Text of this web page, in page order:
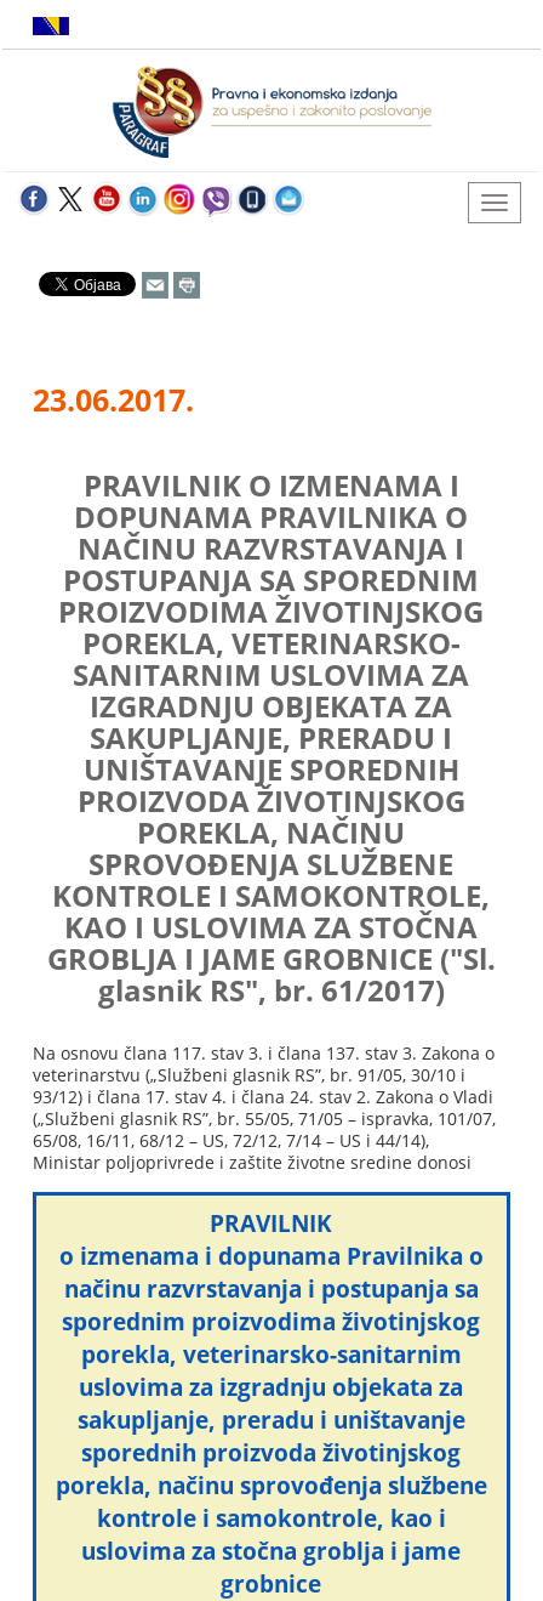
23.06.2017.
PRAVILNIK O IZMENAMA I
DOPUNAMA PRAVILNIKA O
NAČINU RAZVRSTAVANJA I
POSTUPANJA SA SPOREDNIM
PROIZVODIMA ŽIVOTINJSKOG
POREKLA, VETERINARSKO-
SANITARNIM USLOVIMA ZA
IZGRADNJU OBJEKATA ZA
SAKUPLJANJE, PRERADU I
UNIŠTAVANJE SPOREDNIH
PROIZVODA ŽIVOTINJSKOG
POREKLA, NAČINU
SPROVOĐENJA SLUŽBENE
KONTROLE I SAMOKONTROLE,
KAO I USLOVIMA ZA STOČNA
GROBLJA I JAME GROBNICE ("Sl.
glasnik RS", br. 61/2017)
Na osnovu člana 117. stav 3. i člana 137. stav 3. Zakona o
veterinarstvu („Službeni glasnik RS”, br. 91/05, 30/10 i
93/12) i člana 17. stav 4. i člana 24. stav 2. Zakona o Vladi
(„Službeni glasnik RS”, br. 55/05, 71/05 – ispravka, 101/07,
65/08, 16/11, 68/12 – US, 72/12, 7/14 – US i 44/14),
Ministar poljoprivrede i zaštite životne sredine donosi
PRAVILNIK
o izmenama i dopunama Pravilnika o
načinu razvrstavanja i postupanja sa
sporednim proizvodima životinjskog
porekla, veterinarsko-sanitarnim
uslovima za izgradnju objekata za
sakupljanje, preradu i uništavanje
sporednih proizvoda životinjskog
porekla, načinu sprovođenja službene
kontrole i samokontrole, kao i
uslovima za stočna groblja i jame
grobnice